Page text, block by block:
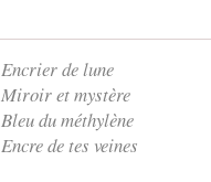
Encrier de lune
Miroir et mystère
Bleu du méthylène
Encre de tes veines